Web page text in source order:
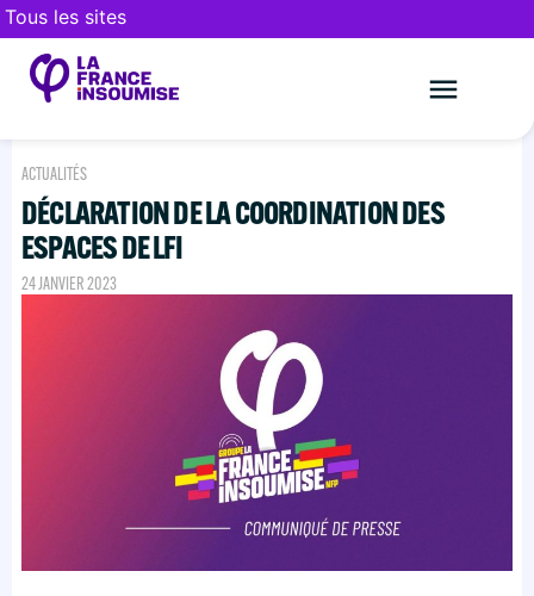
Tous les sites
ACTUALITÉS
DÉCLARATION DE LA COORDINATION DES
ESPACES DE LFI
24 JANVIER 2023